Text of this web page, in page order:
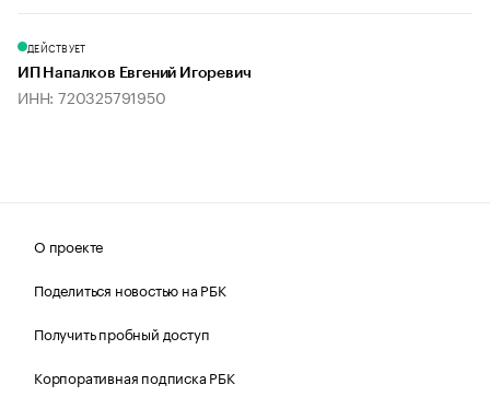
ДЕЙСТВУЕТ
ИП Напалков Евгений Игоревич
ИНН: 720325791950
О проекте
Поделиться новостью на РБК
Получить пробный доступ
Корпоративная подписка РБК